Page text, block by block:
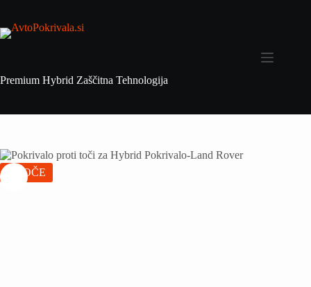
Premium Hybrid Zaščitna Tehnologija
VROČE